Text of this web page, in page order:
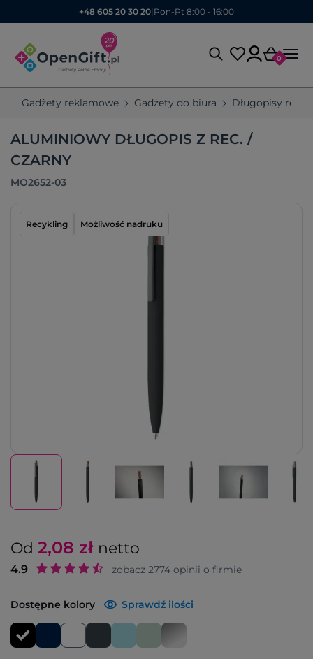
+48 605 20 30 20| Pon-Pt 8:00 - 16:00
0
Gadżety reklamowe Gadżety do biura Długopisy
ALUMINIOWY DŁUGOPIS Z REC. /
CZARNY
MO2652-03
Recykling Możliwość nadruku
Od 2,08 zł netto
4.9 zobacz 2774 opinii o firmie
Dostępne kolory Sprawdź ilości